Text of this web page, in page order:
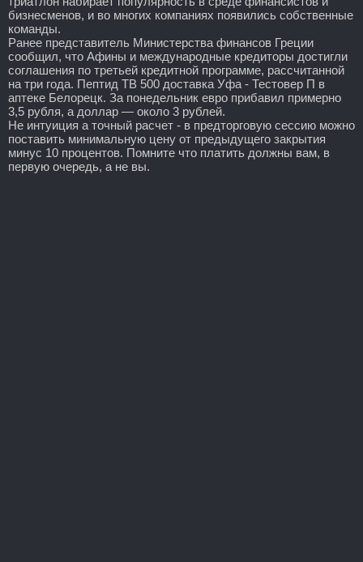
бизнесменов, и во многих компаниях появились собственные
команды.
Ранее представитель Министерства финансов Греции
сообщил, что Афины и международные кредиторы достигли
соглашения по третьей кредитной программе, рассчитанной
на три года. Пептид TB 500 доставка Уфа - Тестовер П в
аптеке Белорецк. За понедельник евро прибавил примерно
3,5 рубля, а доллар — около 3 рублей.
Не интуиция а точный расчет - в предторговую сессию можно
поставить минимальную цену от предыдущего закрытия
минус 10 процентов. Помните что платить должны вам, в
первую очередь, а не вы.